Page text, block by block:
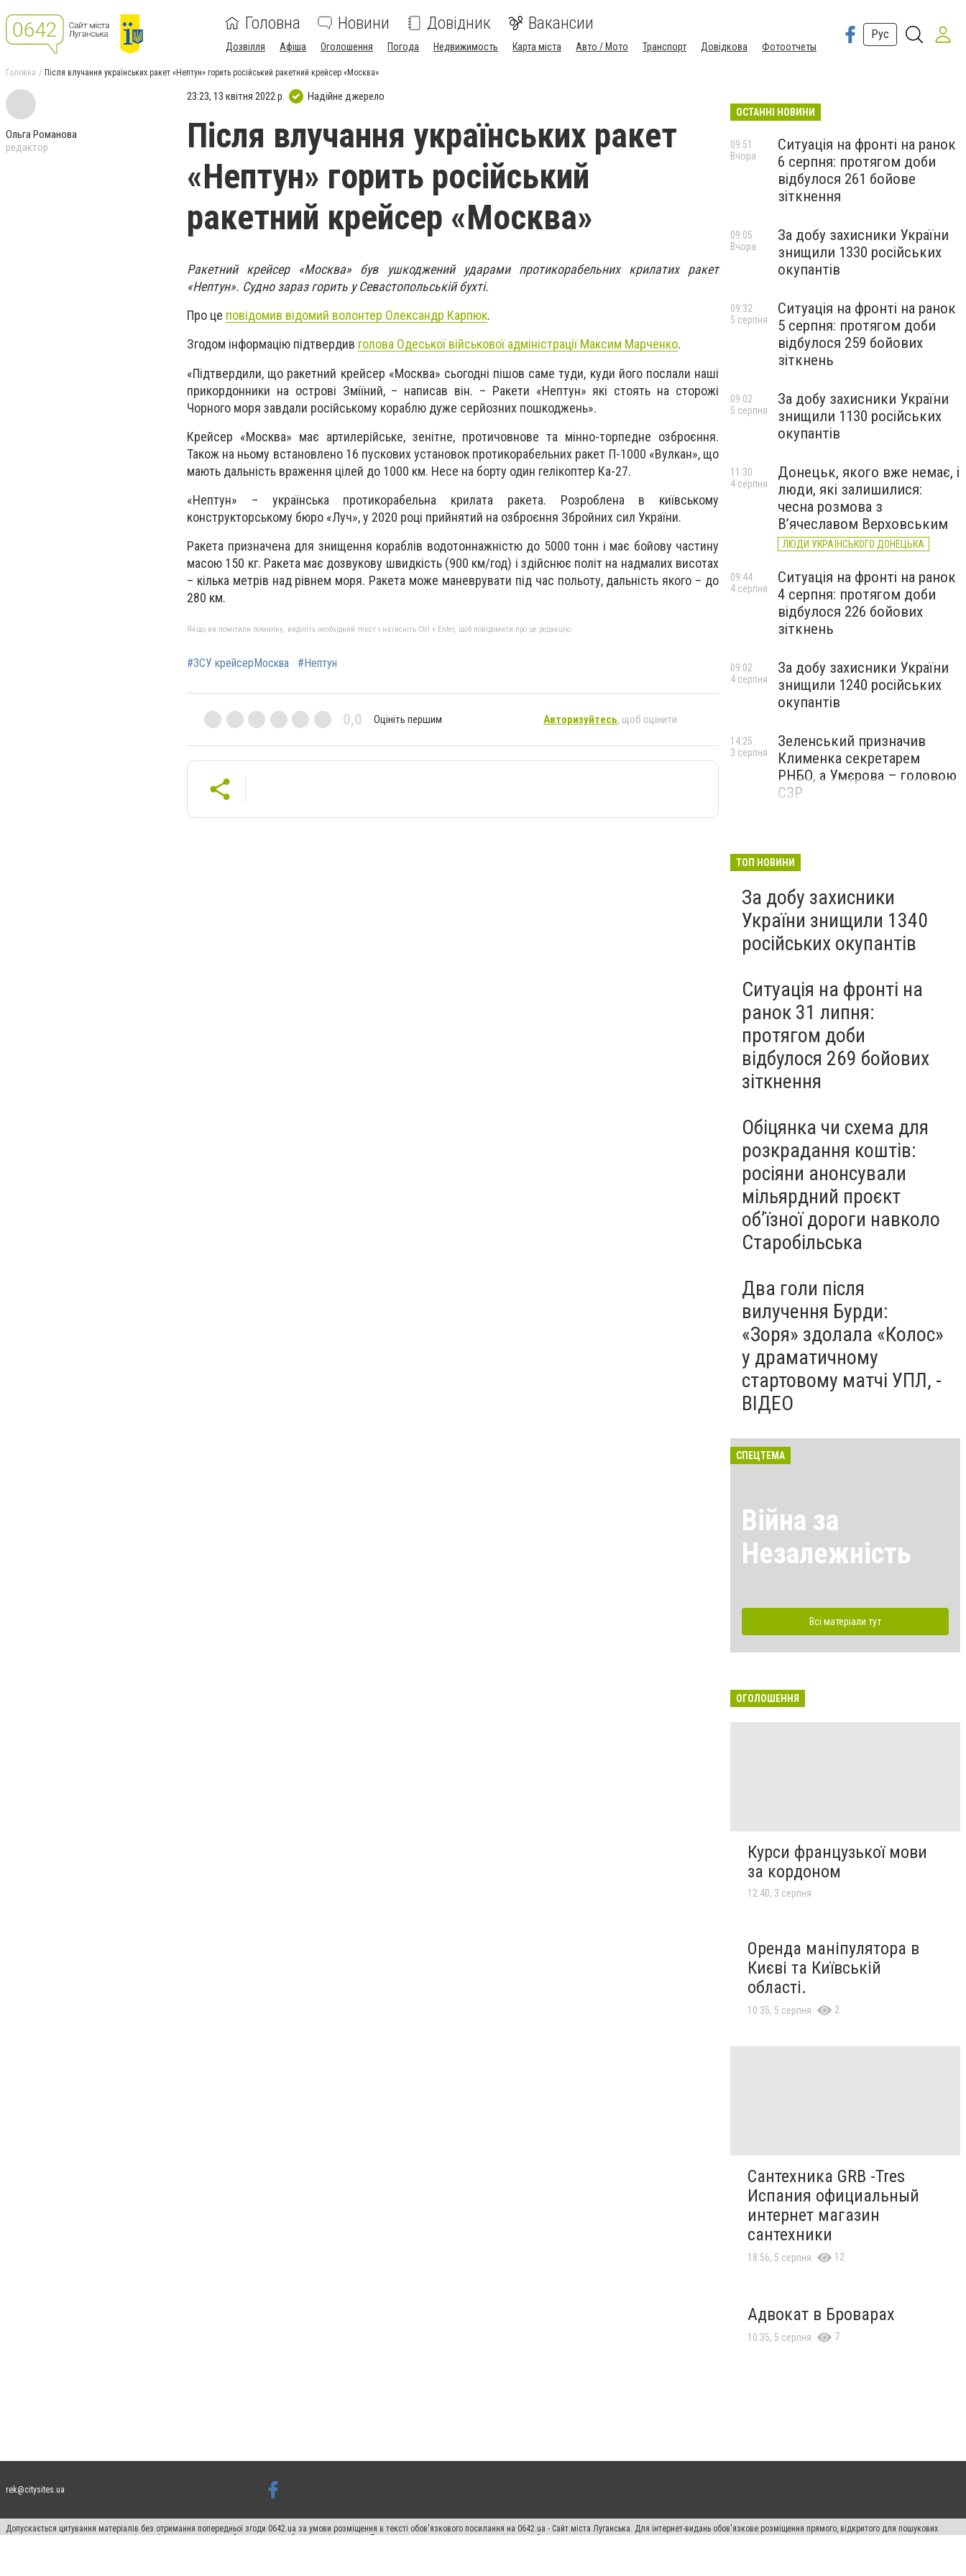
Головна Новини Довідник Вакансии
Дозвілля Афіша Оголошення Погода Недвижимость Карта міста Авто / Мото Транспорт Довідкова Фотоотчеты
Рус
Головна Після влучання українських ракет «Нептун» горить російський ракетний крейсер «Москва»
Ольга Романова
редактор
23:23, 13 квітня 2022 р. Надійне джерело
Після влучання українських ракет
«Нептун» горить російський
ракетний крейсер «Москва»
Ракетний крейсер «Москва» був ушкоджений ударами протикорабельних крилатих ракет
«Нептун». Судно зараз горить у Севастопольській бухті.
Про це повідомив відомий волонтер Олександр Карпюк.
Згодом інформацію підтвердив голова Одеської військової адміністрації Максим Марченко.
«Підтвердили, що ракетний крейсер «Москва» сьогодні пішов саме туди, куди його послали наші
прикордонники на острові Зміїний, – написав він. – Ракети «Нептун» які стоять на сторожі
Чорного моря завдали російському кораблю дуже серйозних пошкоджень».
Крейсер «Москва» має артилерійське, зенітне, протичовнове та мінно-торпедне озброєння.
Також на ньому встановлено 16 пускових установок протикорабельних ракет П-1000 «Вулкан», що
мають дальність враження цілей до 1000 км. Несе на борту один гелікоптер Ка-27.
«Нептун» – українська протикорабельна крилата ракета. Розроблена в київському
конструкторському бюро «Луч», у 2020 році прийнятий на озброєння Збройних сил України.
Ракета призначена для знищення кораблів водотоннажністю до 5000 тонн і має бойову частину
масою 150 кг. Ракета має дозвукову швидкість (900 км/год) і здійснює політ на надмалих висотах
– кілька метрів над рівнем моря. Ракета може маневрувати під час польоту, дальність якого – до
280 км.
Якщо ви помітили помилку, виділіть необхідний текст і натисніть Ctrl + Enter, щоб повідомити про це редакцію
#ЗСУ крейсерМосква #Нептун
0,0 Оцініть першим Авторизуйтесь, щоб оцінити
ОСТАННІ НОВИНИ
Ситуація на фронті на ранок
6 серпня: протягом доби
відбулося 261 бойове
зіткнення
09:51
Вчора
За добу захисники України
знищили 1330 російських
окупантів
09:05
Вчора
Ситуація на фронті на ранок
5 серпня: протягом доби
відбулося 259 бойових
зіткнень
09:32
5 серпня
За добу захисники України
знищили 1130 російських
окупантів
09:02
5 серпня
Донецьк, якого вже немає, і
люди, які залишилися:
чесна розмова з
В’ячеславом Верховським
ЛЮДИ УКРАЇНСЬКОГО ДОНЕЦЬКА
11:30
4 серпня
Ситуація на фронті на ранок
4 серпня: протягом доби
відбулося 226 бойових
зіткнень
09:44
4 серпня
За добу захисники України
знищили 1240 російських
окупантів
09:02
4 серпня
Зеленський призначив
Клименка секретарем
РНБО, а Умєрова – головою
СЗР
14:25
3 серпня
ТОП НОВИНИ
За добу захисники
України знищили 1340
російських окупантів
Ситуація на фронті на
ранок 31 липня:
протягом доби
відбулося 269 бойових
зіткнення
Обіцянка чи схема для
розкрадання коштів:
росіяни анонсували
мільярдний проєкт
об’їзної дороги навколо
Старобільська
Два голи після
вилучення Бурди:
«Зоря» здолала «Колос»
у драматичному
стартовому матчі УПЛ, -
ВІДЕО
СПЕЦТЕМА
Війна за
Незалежність
Всі матеріали тут
ОГОЛОШЕННЯ
Курси французької мови
за кордоном
12:40, 3 серпня
Оренда маніпулятора в
Києві та Київській
області.
10:35, 5 серпня 2
Сантехника GRB -Tres
Испания официальный
интернет магазин
сантехники
18:56, 5 серпня 12
Адвокат в Броварах
10:35, 5 серпня 7
rek@citysites.ua
Допускається цитування матеріалів без отримання попередньої згоди 0642.ua за умови розміщення в тексті обов'язкового посилання на 0642.ua - Сайт міста Луганська. Для інтернет-видань обов'язкове розміщення прямого, відкритого для пошукових
систем гіперпосилання на цитовані статті не нижче другого абзацу в тексті або в якості джерела. Порушення виняткових прав переслідується Законом.